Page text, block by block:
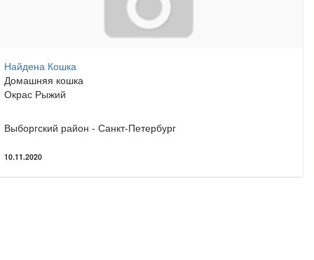
Найдена Кошка
Домашняя кошка
Окрас Рыжий
Выборгский район - Санкт-Петербург
10.11.2020